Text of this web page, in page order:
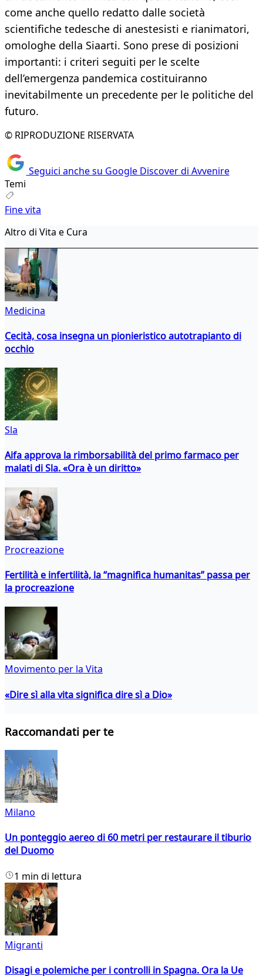
come anche quello redatto dalle società
scientifiche tedesche di anestesisti e rianimatori,
omologhe della Siaarti. Sono prese di posizioni
importanti: i criteri seguiti per le scelte
dell’emergenza pandemica costituiranno
inevitabilmente un precedente per le politiche del
futuro.
© RIPRODUZIONE RISERVATA
Seguici anche su Google Discover di Avvenire
Temi
Fine vita
Altro di Vita e Cura
Medicina
Cecità, cosa insegna un pionieristico autotrapianto di
occhio
Sla
Aifa approva la rimborsabilità del primo farmaco per
malati di Sla. «Ora è un diritto»
Procreazione
Fertilità e infertilità, la “magnifica humanitas” passa per
la procreazione
Movimento per la Vita
«Dire sì alla vita significa dire sì a Dio»
Raccomandati per te
Milano
Un ponteggio aereo di 60 metri per restaurare il tiburio
del Duomo
1 min di lettura
Migranti
Disagi e polemiche per i controlli in Spagna. Ora la Ue